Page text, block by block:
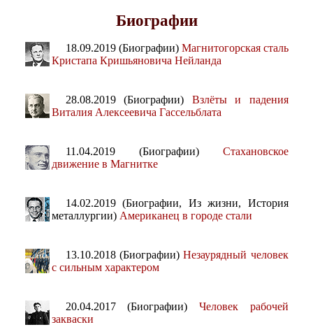
Биографии
18.09.2019 (Биографии) Магнитогорская сталь
Кристапа Кришьяновича Нейланда
28.08.2019 (Биографии) Взлёты и падения
Виталия Алексеевича Гассельблата
11.04.2019 (Биографии) Стахановское
движение в Магнитке
14.02.2019 (Биографии, Из жизни, История
металлургии) Американец в городе стали
13.10.2018 (Биографии)Незаурядный человек
с сильным характером
20.04.2017 (Биографии) Человек рабочей
закваски